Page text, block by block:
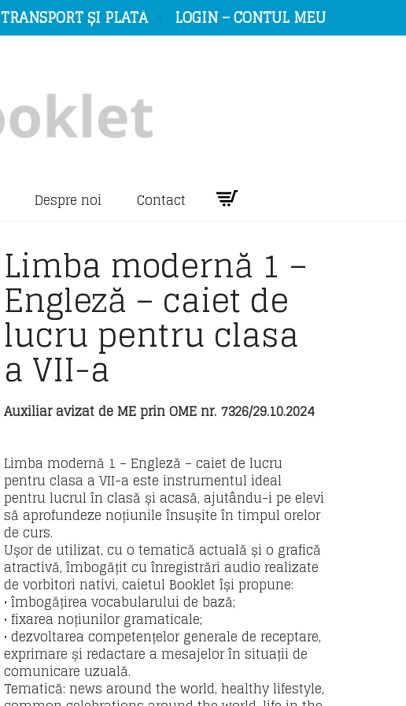
TRANSPORT ȘI PLATĂ LOGIN – CONTUL MEU
Despre noi Contact
Limba modernă 1 –
Engleză – caiet de
lucru pentru clasa
a VII-a
Auxiliar avizat de ME prin OME nr. 7326/29.10.2024
Limba modernă 1 – Engleză – caiet de lucru
pentru clasa a VII-a este instrumentul ideal
pentru lucrul în clasă și acasă, ajutându-i pe elevi
să aprofundeze noțiunile însușite în timpul orelor
de curs.
Ușor de utilizat, cu o tematică actuală și o grafică
atractivă, îmbogățit cu înregistrări audio realizate
de vorbitori nativi, caietul Booklet își propune:
• îmbogățirea vocabularului de bază;
• fixarea noțiunilor gramaticale;
• dezvoltarea competențelor generale de receptare,
exprimare și redactare a mesajelor în situații de
comunicare uzuală.
Tematică: news around the world, healthy lifestyle,